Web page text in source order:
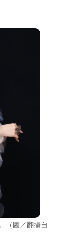
（圖／翻攝自